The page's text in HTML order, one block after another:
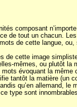
composant
de tout un chacun.
de cette langue, ou,
cette image
mêmes, ou plutôt la
évoquant la même
tantôt la matière (un
qu’en allemand, le
type sont